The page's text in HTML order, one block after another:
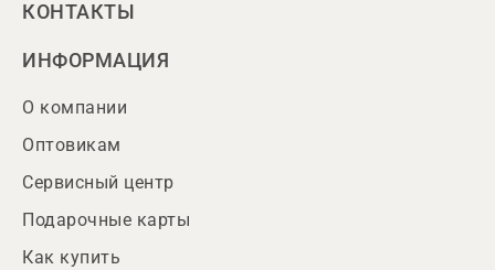
КОНТАКТЫ
ИНФОРМАЦИЯ
О компании
Оптовикам
Сервисный центр
Подарочные карты
Как купить